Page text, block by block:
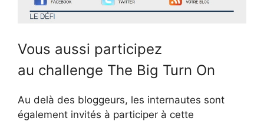
Vous aussi participez
au challenge The Big Turn On
Au delà des bloggeurs, les internautes sont
également invités à participer à cette